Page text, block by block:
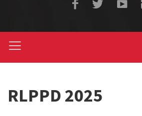
RLPPD 2025